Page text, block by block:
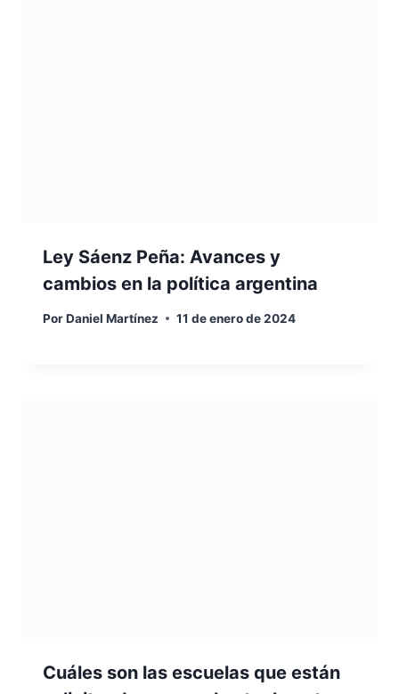
Ley Sáenz Peña: Avances y
cambios en la política argentina
PorDaniel Martínez 11 de enero de 2024
Cuáles son las escuelas que están